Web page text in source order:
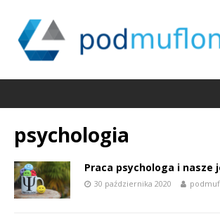
psychologia
Praca psychologa i nasze
30 października 2020